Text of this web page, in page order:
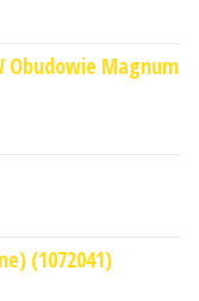
Obudowie Magnum
(1072041)